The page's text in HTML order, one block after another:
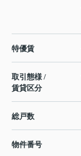
特優賃
取引態様 /
賃貸区分
総戸数
物件番号